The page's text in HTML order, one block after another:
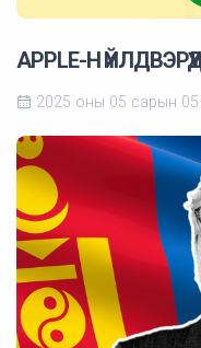
APPLE-Н
2025 оны 05 сарын 05